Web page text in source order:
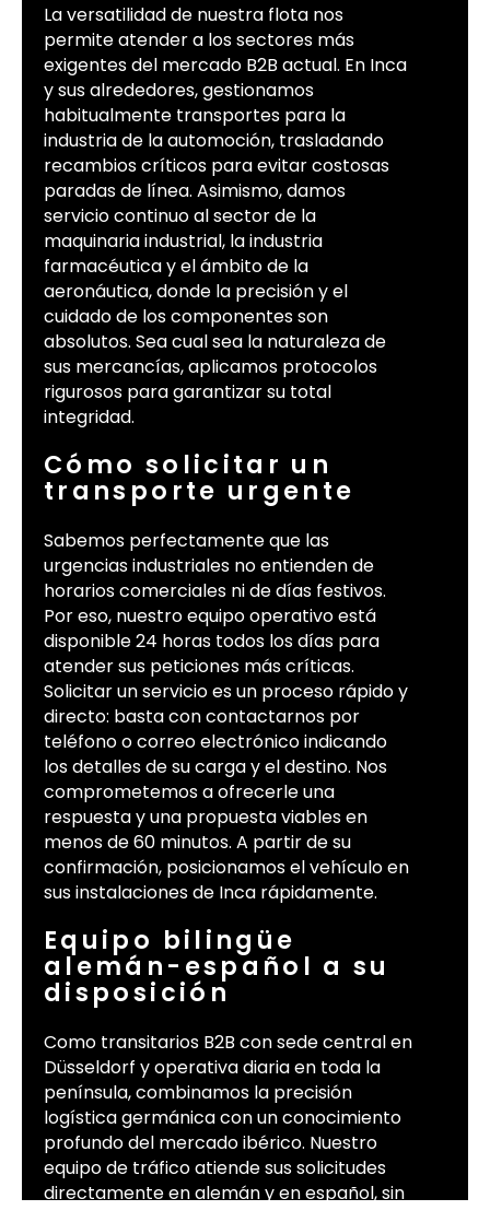
La versatilidad de nuestra flota nos
permite atender a los sectores más
exigentes del mercado B2B actual. En Inca
y sus alrededores, gestionamos
habitualmente transportes para la
industria de la automoción, trasladando
recambios críticos para evitar costosas
paradas de línea. Asimismo, damos
servicio continuo al sector de la
maquinaria industrial, la industria
farmacéutica y el ámbito de la
aeronáutica, donde la precisión y el
cuidado de los componentes son
absolutos. Sea cual sea la naturaleza de
sus mercancías, aplicamos protocolos
rigurosos para garantizar su total
integridad.
Cómo solicitar un
transporte urgente
Sabemos perfectamente que las
urgencias industriales no entienden de
horarios comerciales ni de días festivos.
Por eso, nuestro equipo operativo está
disponible 24 horas todos los días para
atender sus peticiones más críticas.
Solicitar un servicio es un proceso rápido y
directo: basta con contactarnos por
teléfono o correo electrónico indicando
los detalles de su carga y el destino. Nos
comprometemos a ofrecerle una
respuesta y una propuesta viables en
menos de 60 minutos. A partir de su
confirmación, posicionamos el vehículo en
sus instalaciones de Inca rápidamente.
Equipo bilingüe
alemán-español a su
disposición
Como transitarios B2B con sede central en
Düsseldorf y operativa diaria en toda la
península, combinamos la precisión
logística germánica con un conocimiento
profundo del mercado ibérico. Nuestro
equipo de tráfico atiende sus solicitudes
directamente en alemán y en español, sin